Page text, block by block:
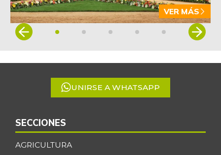
VER MÁS
Item
5
UNIRSE A WHATSAPP
SECCIONES
AGRICULTURA